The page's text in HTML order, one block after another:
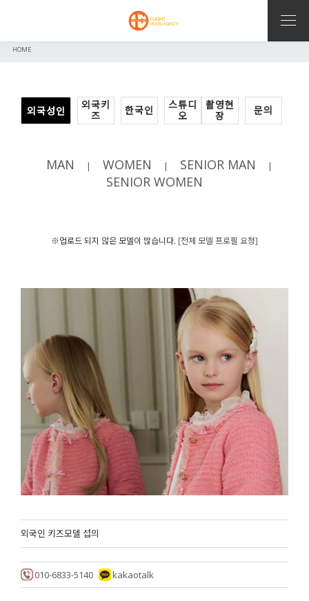
HOME
외국성인
외국키
즈
한국인
스튜디
오
촬영현
장
문의
MAN | WOMEN | SENIOR MAN |
SENIOR WOMEN
※업로드 되지 않은 모델이 많습니다. [전체 모델 프로필 요청]
외국인 키즈모델 섭의
010-6833-5140 kakaotalk